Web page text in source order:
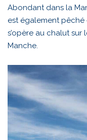
Abondant dans la
est également
s’opère au chalut
Manche.